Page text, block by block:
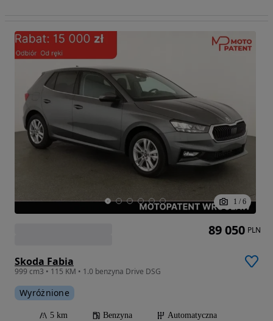
1 / 6
Skoda Fabia
999 cm3 • 115 KM • 1.0 benzyna Drive DSG
Wyróżnione
5 km Benzyna
Automatyczna
89 050 PLN